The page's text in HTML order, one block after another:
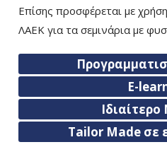
Επίσης προσφέρεται με
ΛΑΕΚ για τα σεμινάρια με
E-
Tailor Made σε